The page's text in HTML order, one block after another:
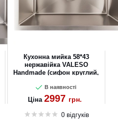
Кухонна мийка 58*43
нержавійка VALESO
Handmade (сифон круглий,
В наявності
Ціна 2997 грн.
0 відгуків